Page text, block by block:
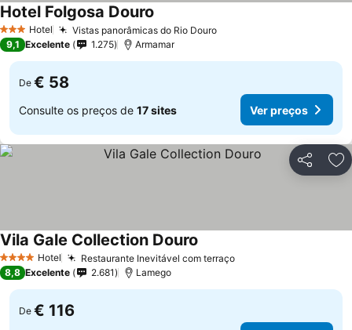
3 EstrelasHotel Vistas panorâmicas do Rio Douro
Hotel Folgosa Douro
9,1 Excelente 1.275 Armamar
De € 58
Consulte os preços de 17 sites Ver preços
Partilhar
4 EstrelasHotel Restaurante Inevitável com terraço
Vila Gale Collection Douro
8,8 Excelente 2.681 Lamego
De € 116